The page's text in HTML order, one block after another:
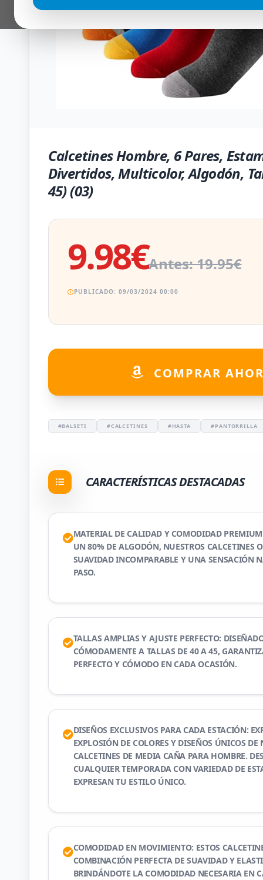
Calcetines Hombre, 6 Pares,
Divertidos, Multicolor, Algodón,
45) (03)
9.98€Antes: 19.95€
PUBLICADO: 09/03/2024 00:00
COMPRAR
#BALSETI #CALCETINES #HASTA #PANTORRILLA
CARACTERÍSTICAS DESTACADAS
MATERIAL DE CALIDAD Y COMODIDAD
UN 80% DE ALGODÓN, NUESTROS CALCETINES
SUAVIDAD INCOMPARABLE Y UNA SENSACIÓN
PASO.
TALLAS AMPLIAS Y AJUSTE PERFECTO:
CÓMODAMENTE A TALLAS DE 40 A 45,
PERFECTO Y CÓMODO EN CADA OCASIÓN.
DISEÑOS EXCLUSIVOS PARA CADA ESTACIÓN:
EXPLOSIÓN DE COLORES Y DISEÑOS ÚNICOS DE
CALCETINES DE MEDIA CAÑA PARA HOMBRE.
CUALQUIER TEMPORADA CON VARIEDAD DE
EXPRESAN TU ESTILO ÚNICO.
COMODIDAD EN MOVIMIENTO: ESTOS
COMBINACIÓN PERFECTA DE SUAVIDAD Y
BRINDÁNDOTE LA COMODIDAD NECESARIA EN